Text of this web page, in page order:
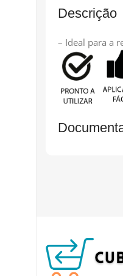
Descrição
– Ideal para a